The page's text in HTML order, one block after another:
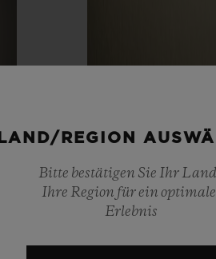
LAND/REGION
Bitte bestätigen Sie Ihr
Ihre Region für ein
Erlebnis